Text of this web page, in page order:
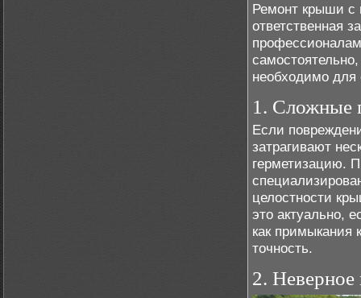
Ремонт крыши с
ответственная
необходимо для
1. Сложные
Если
затрагивают
герметизацию.
целостности
это актуально,
как примыкания
точность.
2. Неверное